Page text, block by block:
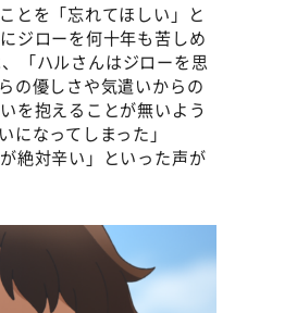
とを「忘れてほしい」と
ジローを何十年も苦しめ
「ハルさんはジローを思
の優しさや気遣いからの
を抱えることが無いよう
なってしまった」
絶対辛い」といった声が